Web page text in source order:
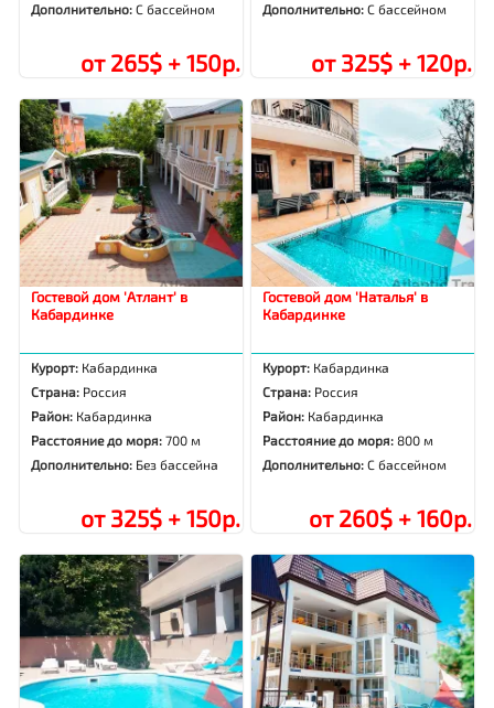
Дополнительно:С бассейном
от 265$ + 150р.
Дополнительно:С бассейном
от 325$ + 120р.
Гостевой дом 'Атлант' в
Кабардинке
Курорт: Кабардинка
Страна: Россия
Район: Кабардинка
Расстояние до моря:700 м
Дополнительно: Без бассейна
от 325$ + 150р.
Гостевой дом 'Наталья' в
Кабардинке
Курорт: Кабардинка
Страна: Россия
Район: Кабардинка
Расстояние до моря:800 м
Дополнительно:С бассейном
от 260$ + 160р.